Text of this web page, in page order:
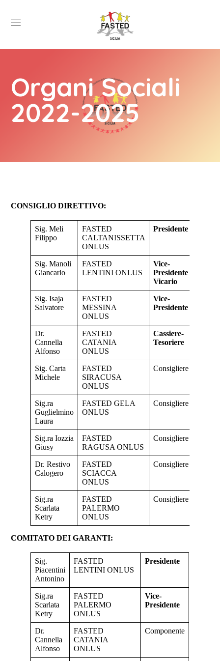
Organi Sociali
2022-2025
CONSIGLIO DIRETTIVO:
Sig. Meli
Filippo
FASTED
CALTANISSETTA
ONLUS
Presidente
Sig. Manoli
Giancarlo
FASTED
LENTINI ONLUS
Vice-
Presidente
Vicario
Sig. Isaja
Salvatore
FASTED
MESSINA
ONLUS
Vice-
Presidente
Dr.
Cannella
Alfonso
FASTED
CATANIA
ONLUS
Cassiere-
Tesoriere
Sig. Carta
Michele
FASTED
SIRACUSA
ONLUS
Consigliere
Sig.ra
Guglielmino
Laura
FASTED GELA
ONLUS
Consigliere
Sig.ra Iozzia
Giusy
FASTED
RAGUSA ONLUS
Consigliere
Dr. Restivo
Calogero
FASTED
SCIACCA
ONLUS
Consigliere
Sig.ra
Scarlata
Ketry
FASTED
PALERMO
ONLUS
Consigliere
COMITATO DEI GARANTI:
Sig.
Piacentini
Antonino
FASTED
LENTINI ONLUS
Presidente
Sig.ra
Scarlata
Ketry
FASTED
PALERMO
ONLUS
Vice-
Presidente
Dr.
Cannella
Alfonso
FASTED
CATANIA
ONLUS
Componente